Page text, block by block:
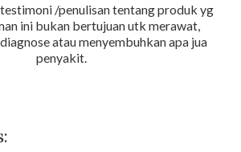
testimoni /penulisan tentang produk yg
ini bukan bertujuan utk merawat,
atau menyembuhkan apa jua
penyakit.